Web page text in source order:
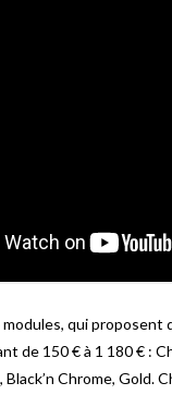
qui proposent
de 150 € à 1 180 € :
Black’n Chrome, Gold.